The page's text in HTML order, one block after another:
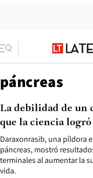
páncreas
Daraxonrasib, una píldora
páncreas, mostró
terminales al aumentar la
vida.
La debilidad de un
que la ciencia